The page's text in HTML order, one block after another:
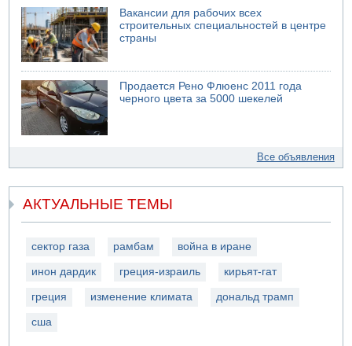
Вакансии для рабочих всех
строительных специальностей в центре
страны
Продается Рено Флюенс 2011 года
черного цвета за 5000 шекелей
Все объявления
АКТУАЛЬНЫЕ ТЕМЫ
сектор газа рамбам война в иране
инон дардик греция-израиль кирьят-гат
греция изменение климата дональд трамп
сша